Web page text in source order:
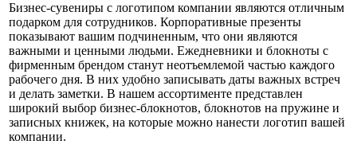
Бизнес-сувениры с логотипом компании являются отличным
подарком для сотрудников. Корпоративные презенты
показывают вашим подчиненным, что они являются
важными и ценными людьми. Ежедневники и блокноты с
фирменным брендом станут неотъемлемой частью каждого
рабочего дня. В них удобно записывать даты важных встреч
и делать заметки. В нашем ассортименте представлен
широкий выбор бизнес-блокнотов, блокнотов на пружине и
записных книжек, на которые можно нанести логотип вашей
компании.